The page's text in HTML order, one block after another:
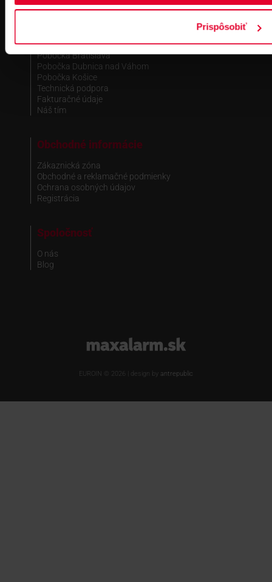
Prispôsobiť
Pobočka Bratislava
Pobočka Dubnica nad Váhom
Pobočka Košice
Technická podpora
Fakturačné údaje
Náš tím
Obchodné informácie
Zákaznická zóna
Obchodné a reklamačné podmienky
Ochrana osobných údajov
Registrácia
Spoločnosť
O nás
Blog
www.maxalarm.sk
EUROIN © 2026 | design by antrepublic